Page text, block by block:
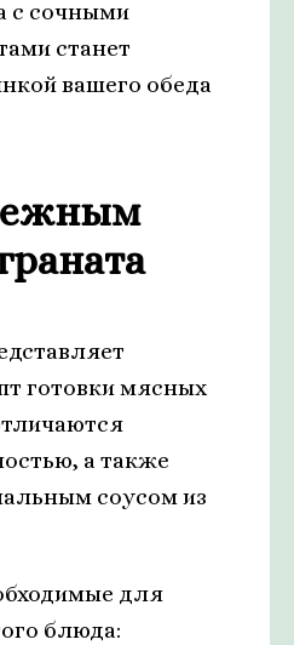
с сочными
станет
вашего обеда
готовки мясных
а также
соусом из
для
блюда: